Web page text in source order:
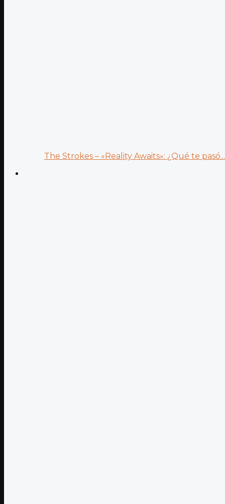
The Strokes – «Reality Awaits»: ¿Qué te pasó...